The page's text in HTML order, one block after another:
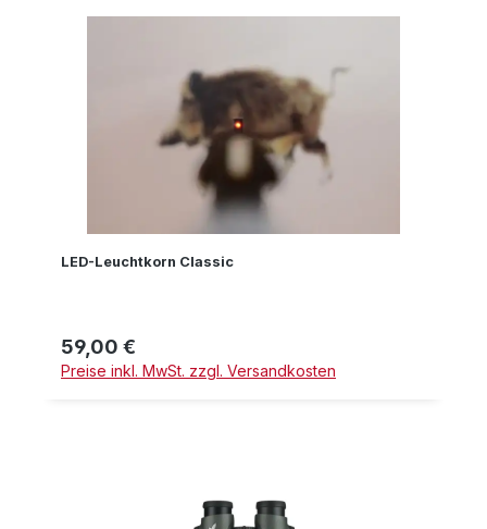
LED-Leuchtkorn Classic
Regulärer Preis:
59,00 €
Preise inkl. MwSt. zzgl. Versandkosten